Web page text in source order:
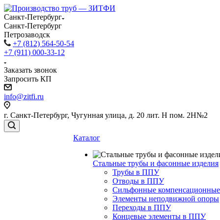
Санкт-Петербург
Санкт-Петербург
Петрозаводск
+7 (812) 564-50-54
+7 (911) 000-33-12
Заказать звонок
Запросить КП
info@zitfi.ru
г. Санкт-Петербург, Чугунная улица, д. 20 лит. Н пом. 2Н№2
Каталог
Стальные трубы и фасонные изделия
Трубы в ППУ
Отводы в ППУ
Сильфонные
Элементы неподвижной опоры
Переходы в ППУ
Концевые элементы в ППУ